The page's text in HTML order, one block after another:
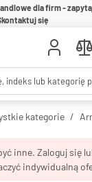
dla firm -
się
kategorie
inne. Zaloguj się
indywidualną